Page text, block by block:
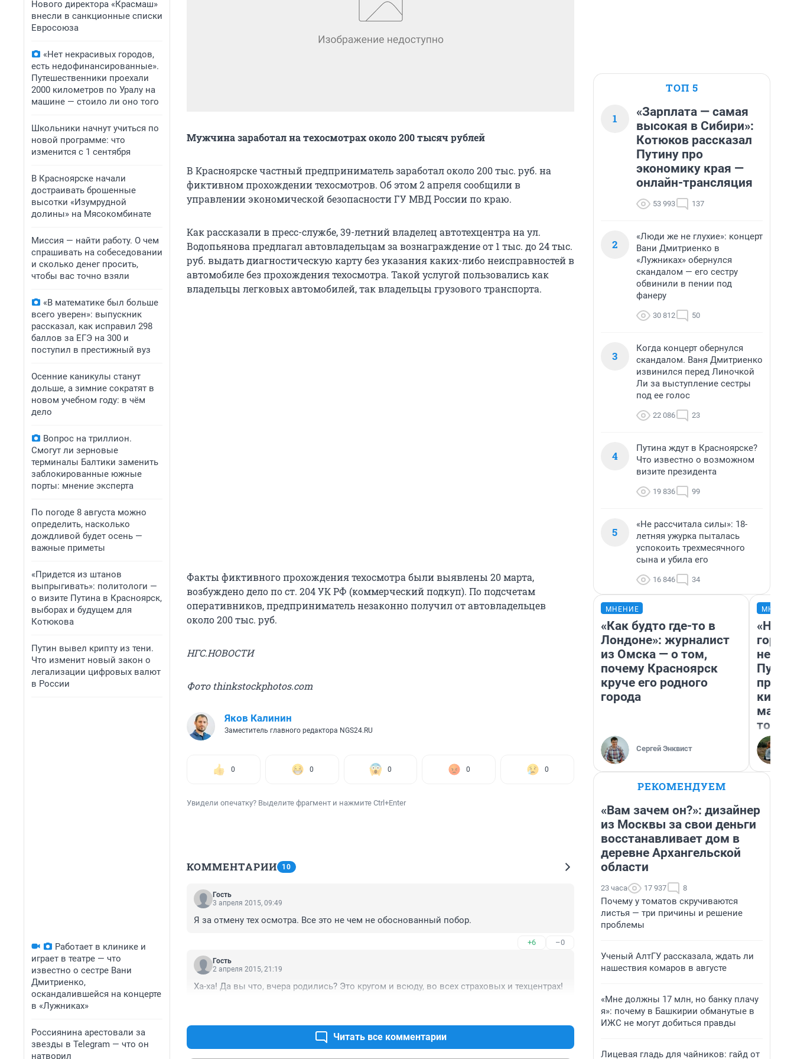
Нового директора «Красмаш»
внесли в санкционные списки
Евросоюза
«Нет некрасивых городов,
есть недофинансированные».
Путешественники проехали
2000 километров по Уралу на
машине — стоило ли оно того
Школьники начнут учиться по
новой программе: что
изменится с 1 сентября
В Красноярске начали
достраивать брошенные
высотки «Изумрудной
долины» на Мясокомбинате
Миссия — найти работу. О чем
спрашивать на собеседовании
и сколько денег просить,
чтобы вас точно взяли
«В математике был больше
всего уверен»: выпускник
рассказал, как исправил 298
баллов за ЕГЭ на 300 и
поступил в престижный вуз
Осенние каникулы станут
дольше, а зимние сократят в
новом учебном году: в чём
дело
Вопрос на триллион.
Смогут ли зерновые
терминалы Балтики заменить
заблокированные южные
порты: мнение эксперта
По погоде 8 августа можно
определить, насколько
дождливой будет осень —
важные приметы
«Придется из штанов
выпрыгивать»: политологи —
о визите Путина в Красноярск,
выборах и будущем для
Котюкова
Путин вывел крипту из тени.
Что изменит новый закон о
легализации цифровых валют
в России
Работает в клинике и
играет в театре — что
известно о сестре Вани
Дмитриенко,
оскандалившейся на концерте
в «Лужниках»
Россиянина арестовали за
звезды в Telegram — что он
натворил
Мужчина заработал на техосмотрах около 200 тысяч рублей
В Красноярске частный предприниматель заработал около 200 тыс. руб. на
фиктивном прохождении техосмотров. Об этом 2 апреля сообщили в
управлении экономической безопасности ГУ МВД России по краю.
Как рассказали в пресс-службе, 39-летний владелец автотехцентра на ул.
Водопьянова предлагал автовладельцам за вознаграждение от 1 тыс. до 24 тыс.
руб. выдать диагностическую карту без указания каких-либо неисправностей в
автомобиле без прохождения техосмотра. Такой услугой пользовались как
владельцы легковых автомобилей, так владельцы грузового транспорта.
Факты фиктивного прохождения техосмотра были выявлены 20 марта,
возбуждено дело по ст. 204 УК РФ (коммерческий подкуп). По подсчетам
оперативников, предприниматель незаконно получил от автовладельцев
около 200 тыс. руб.
НГС.НОВОСТИ
Фото thinkstockphotos.com
Яков Калинин
Заместитель главного редактора NGS24.RU
0 0 0 0 0
Увидели опечатку? Выделите фрагмент и нажмите Ctrl+Enter
КОММЕНТАРИИ 10
Гость
3 апреля 2015, 09:49
Я за отмену тех осмотра. Все это не чем не обоснованный побор.
+6 –0
Гость
2 апреля 2015, 21:19
Ха-ха! Да вы что, вчера родились? Это кругом и всюду, во всех страховых и техцентрах!
Читать все комментарии
ТОП 5
1
«Зарплата — самая
высокая в Сибири»:
Котюков рассказал
Путину про
экономику края —
онлайн-трансляция
53 993 137
2
«Люди же не глухие»: концерт
Вани Дмитриенко в
«Лужниках» обернулся
скандалом — его сестру
обвинили в пении под
фанеру
30 812 50
3
Когда концерт обернулся
скандалом. Ваня Дмитриенко
извинился перед Линочкой
Ли за выступление сестры
под ее голос
22 086 23
4
Путина ждут в Красноярске?
Что известно о возможном
визите президента
19 836 99
5
«Не рассчитала силы»: 18-
летняя ужурка пыталась
успокоить трехмесячного
сына и убила его
16 846 34
МНЕНИЕ
«Как будто где-то в
Лондоне»: журналист
из Омска — о том,
почему Красноярск
круче его родного
города
Сергей Энквист
«Нет
того
РЕКОМЕНДУЕМ
«Вам зачем он?»: дизайнер
из Москвы за свои деньги
восстанавливает дом в
деревне Архангельской
области
23 часа 17 937 8
Почему у томатов скручиваются
листья — три причины и решение
проблемы
Ученый АлтГУ рассказала, ждать ли
нашествия комаров в августе
«Мне должны 17 млн, но банку плачу
я»: почему в Башкирии обманутые в
ИЖС не могут добиться правды
Лицевая гладь для чайников: гайд от